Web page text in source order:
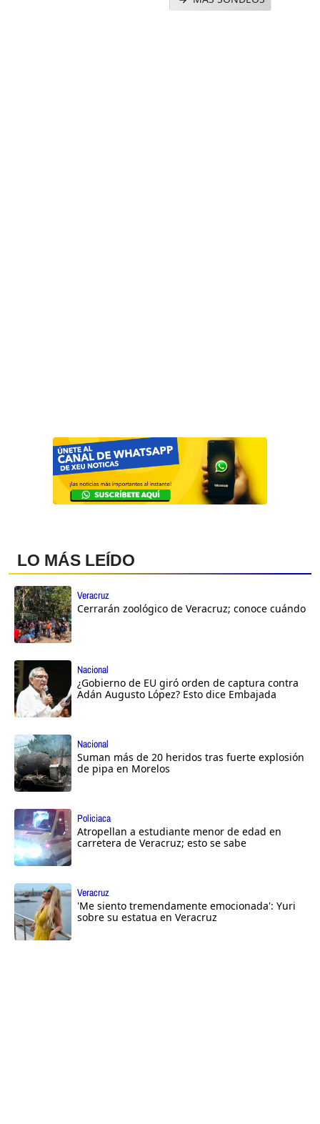
LO MÁS LEÍDO
Veracruz
Cerrarán zoológico de Veracruz; conoce cuándo
Nacional
¿Gobierno de EU giró orden de captura contra
Adán Augusto López? Esto dice Embajada
Nacional
Suman más de 20 heridos tras fuerte explosión
de pipa en Morelos
Policiaca
Atropellan a estudiante menor de edad en
carretera de Veracruz; esto se sabe
Veracruz
'Me siento tremendamente emocionada': Yuri
sobre su estatua en Veracruz